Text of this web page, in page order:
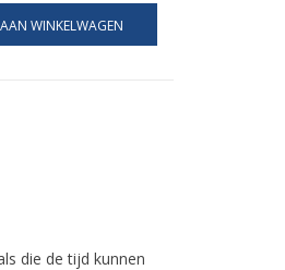
WINKELWAGEN
die de tijd kunnen